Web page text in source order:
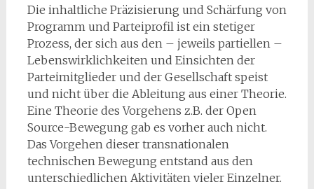
Die inhaltliche Präzisierung und Schärfung von
Programm und Parteiprofil ist ein stetiger
Prozess, der sich aus den – jeweils partiellen –
Lebenswirklichkeiten und Einsichten der
Parteimitglieder und der Gesellschaft speist
und nicht über die Ableitung aus einer Theorie.
Eine Theorie des Vorgehens z.B. der Open
Source-Bewegung gab es vorher auch nicht.
Das Vorgehen dieser transnationalen
technischen Bewegung entstand aus den
unterschiedlichen Aktivitäten vieler Einzelner.